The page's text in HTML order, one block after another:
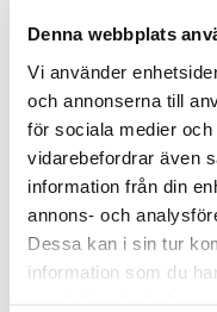
Denna webbplats
Vi använder
och annonserna till
för sociala medier
vidarebefordrar även
information från din
annons- och
Dessa kan i sin tur
information som du
hjälp har du
introduktionen tar du del
på.
Våra
Vi söker dig som:
har ett intresse för